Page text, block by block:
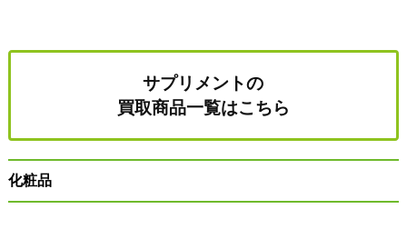
サプリメントの
買取商品一覧はこちら
化粧品